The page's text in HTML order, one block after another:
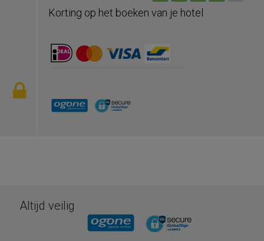
Korting op het boeken van je hotel
Altijd veilig